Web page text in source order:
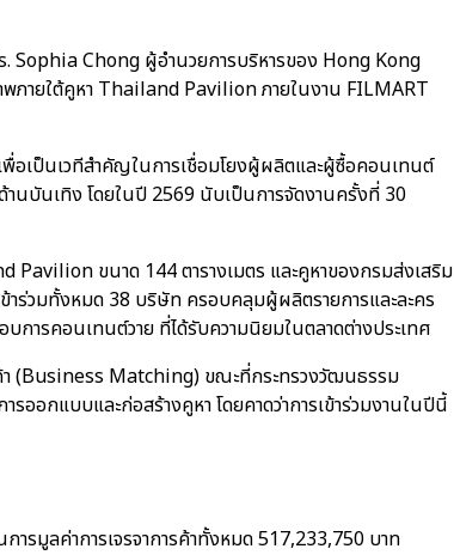
Sophia Chong ผู้อำนวยการบริหารของ Hong Kong
ภายใต้คูหา Thailand Pavilion ภายในงาน FILMART
ป็นเวทีสำคัญในการเชื่อมโยงผู้ผลิตและผู้ซื้อคอนเทนต์
นบันเทิง โดยในปี 2569 นับเป็นการจัดงานครั้งที่ 30
Pavilion ขนาด 144 ตารางเมตร และคูหาของกรมส่งเสริม
าร่วมทั้งหมด 38 บริษัท ครอบคลุมผู้ผลิตรายการและละคร
ารคอนเทนต์วาย ที่ได้รับความนิยมในตลาดต่างประเทศ
า (Business Matching) ขณะที่กระทรวงวัฒนธรรม
ออกแบบและก่อสร้างคูหา โดยคาดว่าการเข้าร่วมงานในปีนี้
รมูลค่าการเจรจาการค้าทั้งหมด 517,233,750 บาท